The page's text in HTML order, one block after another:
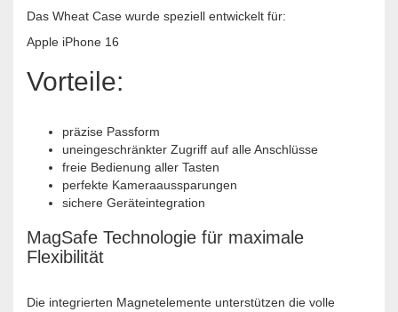
Das Wheat Case wurde speziell entwickelt für:
Apple iPhone 16
Vorteile:
präzise Passform
uneingeschränkter Zugriff auf alle Anschlüsse
freie Bedienung aller Tasten
perfekte Kameraaussparungen
sichere Geräteintegration
MagSafe Technologie für maximale
Flexibilität
Die integrierten Magnetelemente unterstützen die volle